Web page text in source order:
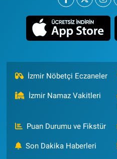
İzmir Nöbetçi Eczaneler
İzmir Namaz Vakitleri
Puan Durumu ve Fikstür
Son Dakika Haberleri